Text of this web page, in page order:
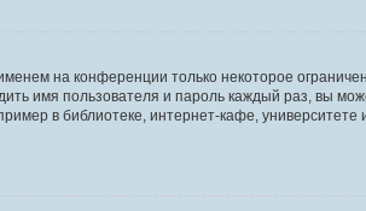
на конференции только некоторое
имя пользователя и пароль каждый раз, вы
в библиотеке, интернет-кафе, университете